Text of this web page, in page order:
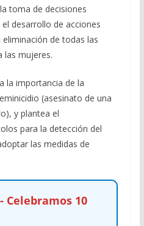
toma de decisiones
desarrollo de acciones
de todas las
las mujeres.
la importancia de la
(asesinato de una
y plantea el
para la detección del
las medidas de
Celebramos 10